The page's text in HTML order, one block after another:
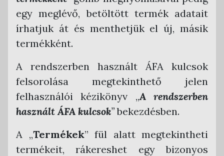
Tensoft Kettős Könyvvitel
egy meglévő, betöltött termék adatait
írhatjuk át és menthetjük el új, másik
termékként.
A rendszerben használt ÁFA kulcsok
felsorolása megtekinthető jelen
felhasználói kézikönyv „A rendszerben
használt ÁFA kulcsok” bekezdésben.
A „Termékek” fül alatt megtekintheti
termékeit, rákereshet egy bizonyos